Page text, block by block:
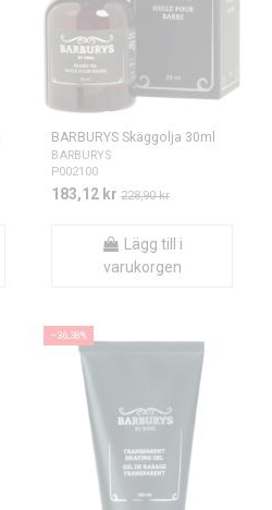
BARBURYS Skäggolja 30ml
BARBURYS
P002100
183,12 kr 228,90 kr
Lägg till i
varukorgen
−36,38%